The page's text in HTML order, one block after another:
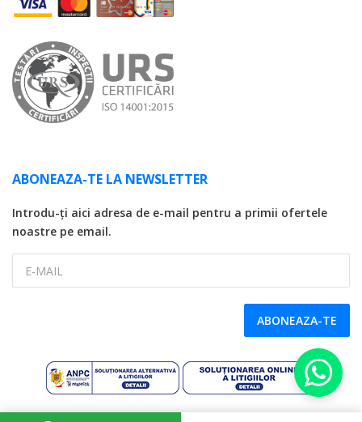
ABONEAZA-TE LA NEWSLETTER
Introdu-ți aici adresa de e-mail pentru a primii ofertele
noastre pe email.
ABONEAZA-TE